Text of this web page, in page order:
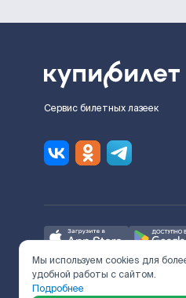
Сервис билетных лазеек
Ж/Д билеты
Мы используем cookies для
удобной работы с сайтом.
Подробнее